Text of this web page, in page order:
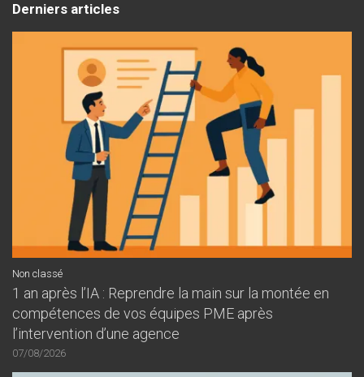
Derniers articles
Non classé
1 an après l’IA : Reprendre la main sur la montée en
compétences de vos équipes PME après
l’intervention d’une agence
07/08/2026